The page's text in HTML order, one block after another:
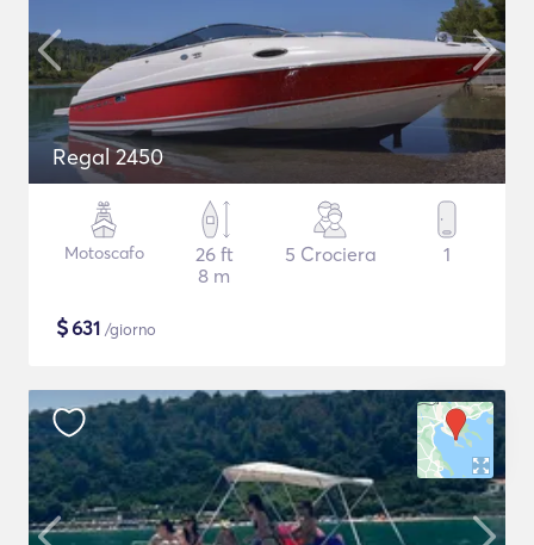
Regal 2450
Motoscafo
26 ft
8 m
5 Crociera 1
$631 /giorno